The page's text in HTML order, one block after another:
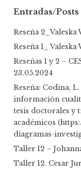
c
h
r
:
Entradas/Posts
Reseña 2_Valeska
Reseña 1_ Valeska
Reseñas 1 y 2 –
23.05.2024
Reseña: Codina,
información
tesis doctorales y
académicos
diagramas-
Taller 12 –
Taller 12. Cesar